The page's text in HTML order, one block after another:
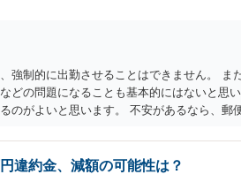
強制的に出勤させることはできません。 ま
どの問題になることも基本的にはないと思
のがよいと思います。 不安があるなら、郵
違約金、減額の可能性は？